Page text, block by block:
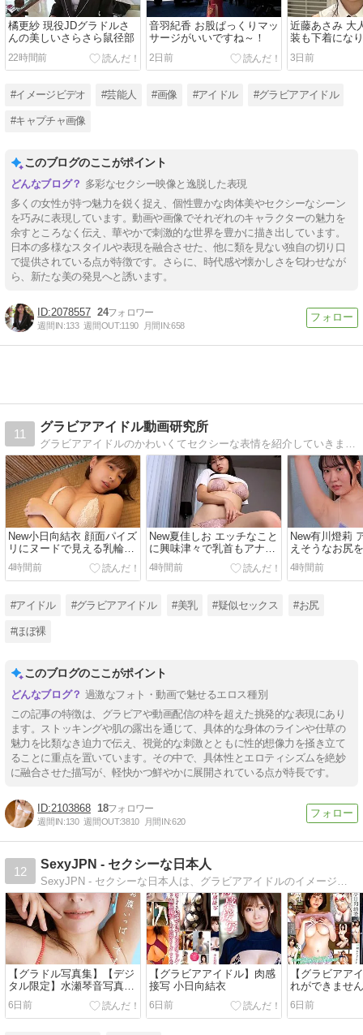
橘更紗 現役JDグラドルさ
んの美しいさらさら鼠径部
22時間前
音羽紀香 お股ぱっくりマッ
サージがいいですね～！
2日前
近藤あさみ 大
装も下着にな
くなるのでい
～！
3日前
#イメージビデオ #芸能人 #画像 #アイドル #グラビアアイドル
#キャプチャ画像
このブログのここがポイント
多彩なセクシー映像と逸脱した表現
多くの女性が持つ魅力を鋭く捉え、個性豊かな肉体美やセクシーなシーン
を巧みに表現しています。動画や画像でそれぞれのキャラクターの魅力を
余すところなく伝え、華やかで刺激的な世界を豊かに描き出しています。
日本の多様なスタイルや表現を融合させた、他に類を見ない独自の切り口
で提供されている点が特徴です。さらに、時代感や懐かしさを匂わせなが
ら、新たな美の発見へと誘います。
2078557 24
週間IN:133 週間OUT:1190 月間IN:658
11
グラビアアイドル動画研究所
グラビアアイドルのかわいくてセクシーな表情を紹介していきます。お好みの顔タイプ検索で似たタイプのアイドルから新たな推しの子を発掘してください！
New小日向結衣 顔面パイズ
リにヌードで見える乳輪や
乳首はリアルな肌感と柔ら
かさが最高です
4時間前
New夏佳しお エッチなこと
に興味津々で乳首もアナル
も見えそうな格好で疑似プ
レイをしてくれます
4時間前
New有川燈莉
えそうなお尻
がらエッチし
が上手すぎです
4時間前
#アイドル #グラビアアイドル #美乳 #疑似セックス #お尻
#ほぼ裸
このブログのここがポイント
過激なフォト・動画で魅せるエロス種別
この記事の特徴は、グラビアや動画配信の枠を超えた挑発的な表現にあり
ます。ストッキングや肌の露出を通じて、具体的な身体のラインや仕草の
魅力を比類なき迫力で伝え、視覚的な刺激とともに性的想像力を掻き立て
ることに重点を置いています。その中で、具体性とエロティシズムを絶妙
に融合させた描写が、軽快かつ鮮やかに展開されている点が特長です。
2103868 18
週間IN:130 週間OUT:3810 月間IN:620
12
SexyJPN - セクシーな日本人
【グラドル写真集】【デジ
タル限定】水瀬琴音写真集
「お腹いっぱいです！」
6日前
【グラビアアイドル】肉感
接写 小日向結衣
6日前
【グラビアア
れができませ
6日前